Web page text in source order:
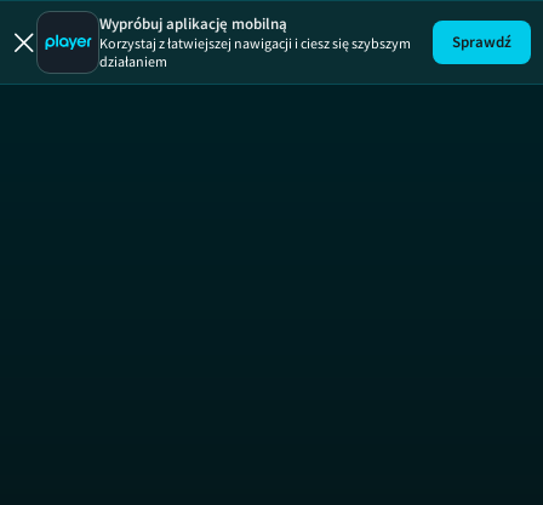
Szkoła
Wypróbuj aplikację mobilną
Korzystaj z łatwiejszej nawigacji i ciesz się szybszym
działaniem
Sprawdź